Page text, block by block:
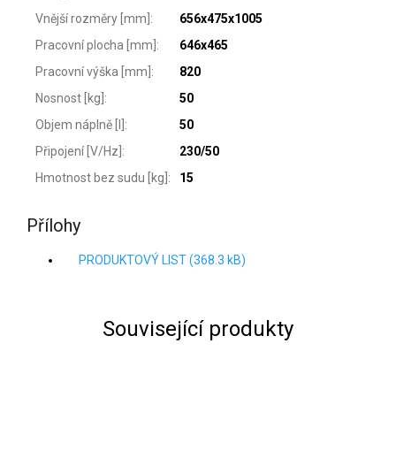
Vnější rozměry [mm]:
656x475x1005
Pracovní plocha [mm]:
646x465
Pracovní výška [mm]:
820
Nosnost [kg]:
50
Objem náplně [l]:
50
Připojení [V/Hz]:
230/50
Hmotnost bez sudu [kg]: 15
Přílohy
PRODUKTOVÝ LIST (368.3 kB)
Související produkty